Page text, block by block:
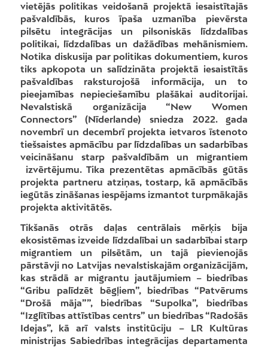
vietējās politikas veidošanā projektā iesaistītajās
pašvaldībās, kuros īpaša uzmanība pievērsta
pilsētu integrācijas un pilsoniskās līdzdalības
politikai, līdzdalības un dažādības mehānismiem.
Notika diskusija par politikas dokumentiem, kuros
tiks apkopota un salīdzināta projektā iesaistītās
pašvaldības raksturojošā informācija, un to
pieejamības nepieciešamību plašākai auditorijai.
Nevalstiskā organizācija “New Women
Connectors” (Nīderlande) sniedza 2022. gada
novembrī un decembrī projekta ietvaros īstenoto
tiešsaistes apmācību par līdzdalības un sadarbības
veicināšanu starp pašvaldībām un migrantiem
izvērtējumu. Tika prezentētas apmācībās gūtās
projekta partneru atziņas, tostarp, kā apmācībās
iegūtās zināšanas iespējams izmantot turpmākajās
projekta aktivitātēs.
Tikšanās otrās daļas centrālais mērķis bija
ekosistēmas izveide līdzdalībai un sadarbībai starp
migrantiem un pilsētām, un tajā pievienojās
pārstāvji no Latvijas nevalstiskajām organizācijām,
kas strādā ar migrantu jautājumiem – biedrības
“Gribu palīdzēt bēgļiem”, biedrības “Patvērums
“Drošā māja””, biedrības “Supolka”, biedrības
“Izglītības attīstības centrs” un biedrības “Radošās
Idejas”, kā arī valsts institūciju – LR Kultūras
ministrijas Sabiedrības integrācijas departamenta